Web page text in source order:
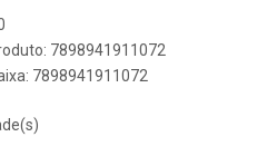
7898941911072
7898941911072